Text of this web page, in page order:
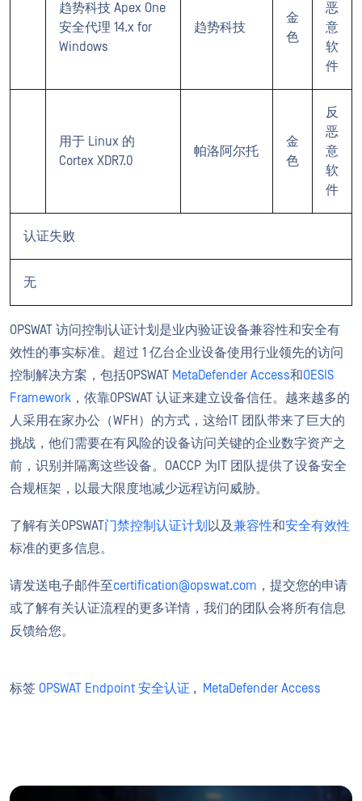
趋势科技 Apex One
安全代理 14.x for
Windows
趋势科技
金
色
恶
意
软
件
用于 Linux 的
Cortex XDR7.0
帕洛阿尔托
金
色
反
恶
意
软
件
认证失败
无
OPSWAT 访问控制认证计划是业内验证设备兼容性和安全有
效性的事实标准。超过 1 亿台企业设备使用行业领先的访问
控制解决方案，包括OPSWAT MetaDefender Access和OESIS
Framework ，依靠OPSWAT 认证来建立设备信任。越来越多的
人采用在家办公（WFH）的方式，这给IT 团队带来了巨大的
挑战，他们需要在有风险的设备访问关键的企业数字资产之
前，识别并隔离这些设备。OACCP 为IT 团队提供了设备安全
合规框架，以最大限度地减少远程访问威胁。
了解有关OPSWAT门禁控制认证计划 以及兼容性和安全有效性
标准的更多信息。
请发送电子邮件至certification@opswat.com ，提交您的申请
或了解有关认证流程的更多详情，我们的团队会将所有信息
反馈给您。
标签 OPSWAT Endpoint 安全认证 , MetaDefender Access